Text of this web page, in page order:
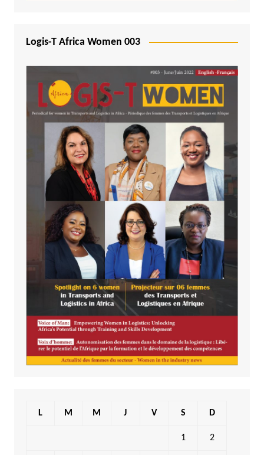
Logis-T Africa Women 003
L M M J V S D
1 2